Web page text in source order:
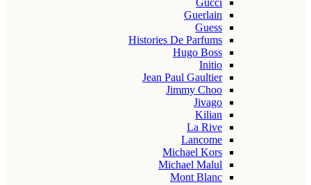
Gucci
Guerlain
Guess
Histories De Parfums
Hugo Boss
Initio
Jean Paul Gaultier
Jimmy Choo
Jivago
Kilian
La Rive
Lancome
Michael Kors
Michael Malul
Mont Blanc